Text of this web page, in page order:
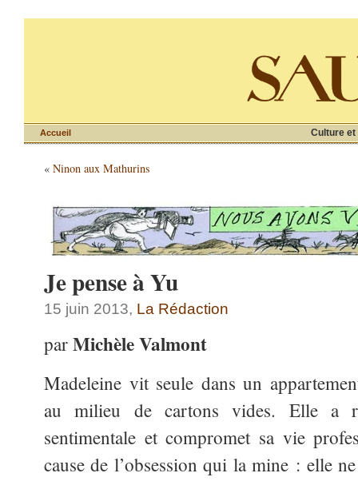
Culture et
Accueil
« Ninon aux Mathurins
Je pense à Yu
15 juin 2013, La Rédaction
parMichèle Valmont
Madeleine vit seule dans un
au milieu de cartons vides. Elle a
sentimentale et compromet sa vie
cause de l’obsession qui la mine : elle ne